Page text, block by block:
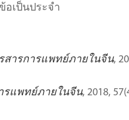
เป็นประจำ
สารการแพทย์ภายในจีน,
รแพทย์ภายในจีน, 2018,